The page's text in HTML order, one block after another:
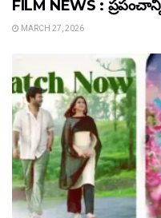
FILM NEWS :
MARCH 27, 2026